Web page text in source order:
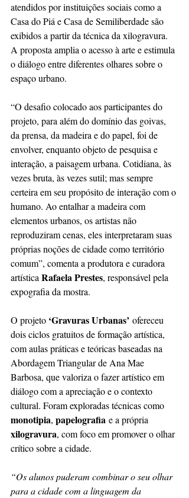
atendidos por instituições sociais como a
Casa do Piá e Casa de Semiliberdade são
exibidos a partir da técnica da xilogravura.
A proposta amplia o acesso à arte e estimula
o diálogo entre diferentes olhares sobre o
espaço urbano.
“O desafio colocado aos participantes do
projeto, para além do domínio das goivas,
da prensa, da madeira e do papel, foi de
envolver, enquanto objeto de pesquisa e
interação, a paisagem urbana. Cotidiana, às
vezes bruta, às vezes sutil; mas sempre
certeira em seu propósito de interação com o
humano. Ao entalhar a madeira com
elementos urbanos, os artistas não
reproduziram cenas, eles interpretaram suas
próprias noções de cidade como território
comum”, comenta a produtora e curadora
artística Rafaela Prestes, responsável pela
expografia da mostra.
O projeto ‘Gravuras Urbanas’ ofereceu
dois ciclos gratuitos de formação artística,
com aulas práticas e teóricas baseadas na
Abordagem Triangular de Ana Mae
Barbosa, que valoriza o fazer artístico em
diálogo com a apreciação e o contexto
cultural. Foram exploradas técnicas como
monotipia, papelografia e a própria
xilogravura, com foco em promover o olhar
crítico sobre a cidade.
“Os alunos puderam combinar o seu olhar
para a cidade com a linguagem da